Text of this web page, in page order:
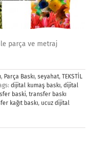
parça ve metraj
, Parça Baskı, seyahat, TEKSTİL
dijital kumaş baskı, dijital
baski, transfer baskı
kağıt baskı, ucuz dijital